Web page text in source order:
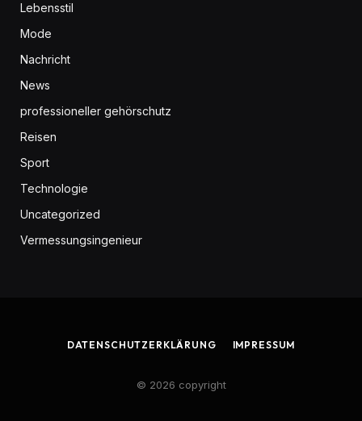
Lebensstil
Mode
Nachricht
News
professioneller gehörschutz
Reisen
Sport
Technologie
Uncategorized
Vermessungsingenieur
DATENSCHUTZERKLÄRUNG IMPRESSUM
© 2026 copyright